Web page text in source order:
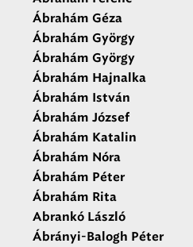
Ábrahám Géza
Ábrahám György
Ábrahám György
Ábrahám Hajnalka
Ábrahám István
Ábrahám József
Ábrahám Katalin
Ábrahám Nóra
Ábrahám Péter
Ábrahám Rita
Abrankó László
Ábrányi-Balogh Péter